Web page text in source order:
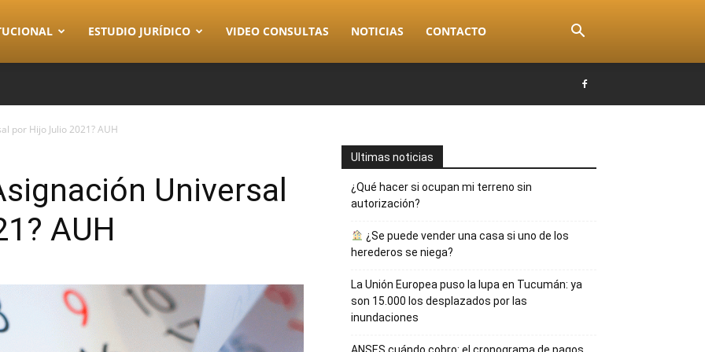
ESTUDIO JURÍDICO VIDEO CONSULTAS NOTICIAS CONTACTO
por Hijo Julio 2021? AUH
Universal
AUH
Ultimas noticias
¿Qué hacer si ocupan mi terreno sin
autorización?
¿Se puede vender una casa si uno de los
herederos se niega?
La Unión Europea puso la lupa en Tucumán: ya
son 15.000 los desplazados por las
inundaciones